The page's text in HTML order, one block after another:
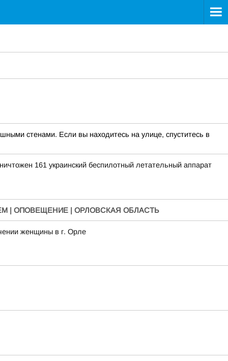
стенами. Если вы находитесь на улице, спуститесь в
161 украинский беспилотный летательный аппарат
| ОПОВЕЩЕНИЕ | ОРЛОВСКАЯ ОБЛАСТЬ
женщины в г. Орле